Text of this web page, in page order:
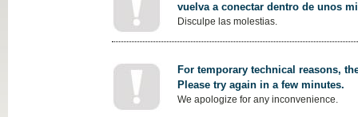
vuelva a conectar dentro de unos
Disculpe las molestias.
For temporary technical reasons,
Please try again in a few minutes.
We apologize for any inconvenience.